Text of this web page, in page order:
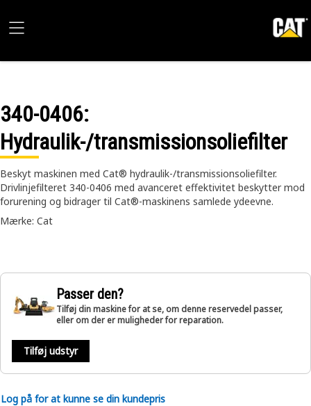
340-0406:
Hydraulik-/transmissionsoliefilter
Beskyt maskinen med Cat® hydraulik-/transmissionsoliefilter.
Drivlinjefilteret 340-0406 med avanceret effektivitet beskytter mod
forurening og bidrager til Cat®-maskinens samlede ydeevne.
Mærke: Cat
Passer den?
Tilføj din maskine for at se, om denne reservedel passer,
eller om der er muligheder for reparation.
Tilføj udstyr
Log på for at kunne se din kundepris